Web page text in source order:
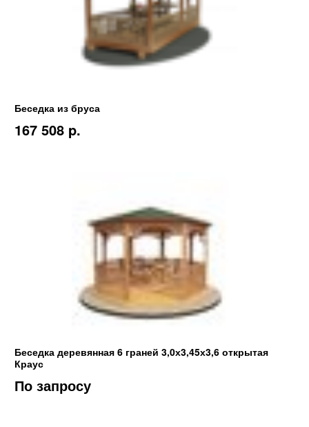
Беседка из бруса
167 508 p.
Беседка деревянная 6 граней 3,0х3,45х3,6 открытая
Краус
По запросу